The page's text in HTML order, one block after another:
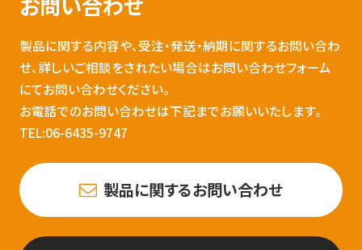
製品に関する内容や、受注・発送・納期に関するお問い合わ
せ、詳しいご相談をされたい場合はお問い合わせフォーム
にてお問い合わせください。
お電話でのお問い合わせは下記までお願いいたします。
TEL:06-6435-9747
製品に関するお問い合わせ